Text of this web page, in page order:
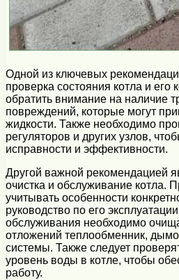
Одной из ключевых
проверка состояния котла и
обратить внимание на наличие
повреждений, которые могут
жидкости. Также необходимо
регуляторов и других узлов,
исправности и эффективности.
Другой важной рекомендацией
очистка и обслуживание котла.
учитывать особенности
руководство по его
обслуживания необходимо
отложений теплообменник,
системы. Также следует
уровень воды в котле, чтобы
работу.